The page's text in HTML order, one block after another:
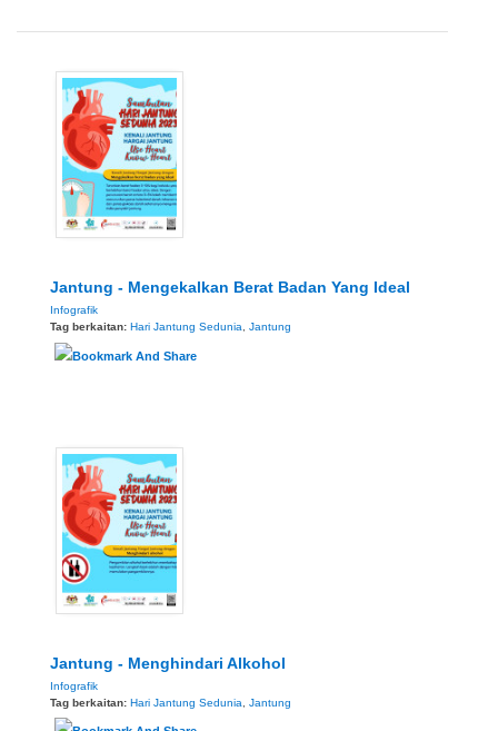
Jantung - Mengekalkan Berat Badan Yang Ideal
Infografik
Tag berkaitan: Hari Jantung Sedunia, Jantung
Jantung - Menghindari Alkohol
Infografik
Tag berkaitan: Hari Jantung Sedunia, Jantung